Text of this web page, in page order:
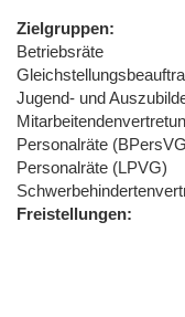
Zielgruppen
Betriebsräte
Jugend- und
Personalräte
Personalräte (LPVG)
Freistellungen